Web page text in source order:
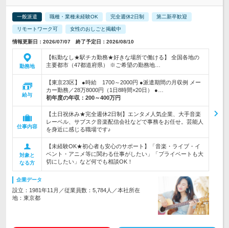
一般派遣 職種・業種未経験OK 完全週休2日制 第二新卒歓迎
リモートワーク可 女性のおしごと掲載中
情報更新日：2026/07/07 終了予定日：2026/08/10
勤務地
【転勤なし★駅チカ勤務★好きな場所で働ける】 全国各地の
主要都市（47都道府県） ※ご希望の勤務地…
給与
【東京23区】 ●時給 1700～2000円 ●派遣期間の月収例 メー
カー勤務／28万8000円（1日8時間×20日） ●…
初年度の年収： 200～400万円
仕事内容
【土日祝休み★完全週休2日制】エンタメ人気企業、大手音楽
レーベル、サブスク音楽配信会社などで事務をお任せ。芸能人
を身近に感じる職場です♪
対象と
なる方
【未経験OK★初心者も安心のサポート】「音楽・ライブ・イ
ベント・アニメ等に関わる仕事がしたい」「プライベートも大
切にしたい」など何でも相談OK！
企業データ
設立：1981年11月／従業員数：5,784人／本社所在
地：東京都